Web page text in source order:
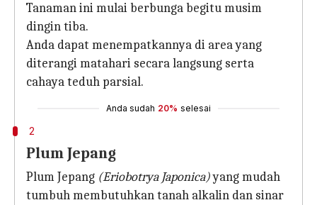
Tanaman ini mulai berbunga begitu musim
dingin tiba.
Anda dapat menempatkannya di area yang
diterangi matahari secara langsung serta
cahaya teduh parsial.
Anda sudah 20% selesai
2
Plum Jepang
Plum Jepang (Eriobotrya Japonica)yang mudah
tumbuh membutuhkan tanah alkalin dan sinar